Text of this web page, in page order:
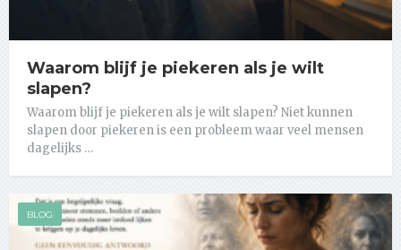
Waarom blijf je piekeren als je wilt
slapen?
Waarom blijf je piekeren als je wilt slapen? Niet kunnen
slapen door piekeren is een probleem waar veel mensen
dagelijks …
BLOG